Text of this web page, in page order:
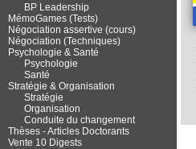
BP Leadership
MémoGames (Tests)
Négociation assertive (cours)
Négociation (Techniques)
Psychologie & Santé
Psychologie
Santé
Stratégie & Organisation
Stratégie
Organisation
Conduite du changement
Thèses - Articles Doctorants
Vente 10 Digests